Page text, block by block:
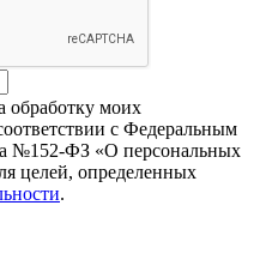
обработку моих
с Федеральным
№152-ФЗ «О персональных
целей, определенных
.